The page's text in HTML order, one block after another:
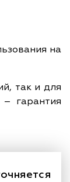
на
так и для
– гарантия